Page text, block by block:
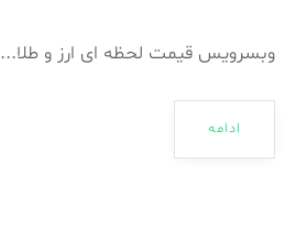
وبسرویس قیمت لحظه ای ارز و طلا...
ادامه